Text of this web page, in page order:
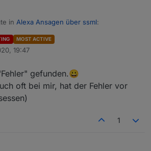
in Alexa Ansagen über ssml:
inAlexa Ansagen über ssml
daran liegen das ich kein iobroker pro
mir etwas peinlich ist, ich dussel hab den
zu Aktivieren. Jetzt geht es einwand
MOST ACTIVE
19:47
gefunden.😀
oft bei mir, hat der Fehler vor
1